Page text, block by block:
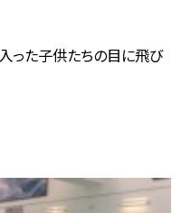
った子供たちの目に飛び